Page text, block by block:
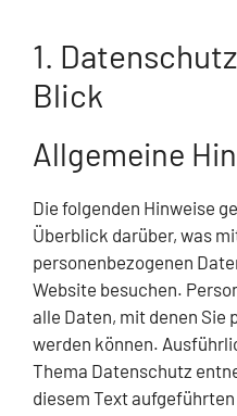
1.
Blick
Allgemeine
Die folgenden Hinweise
Überblick darüber, was
personenbezogenen
Website besuchen.
alle Daten, mit denen
werden können.
Thema Datenschutz
diesem Text